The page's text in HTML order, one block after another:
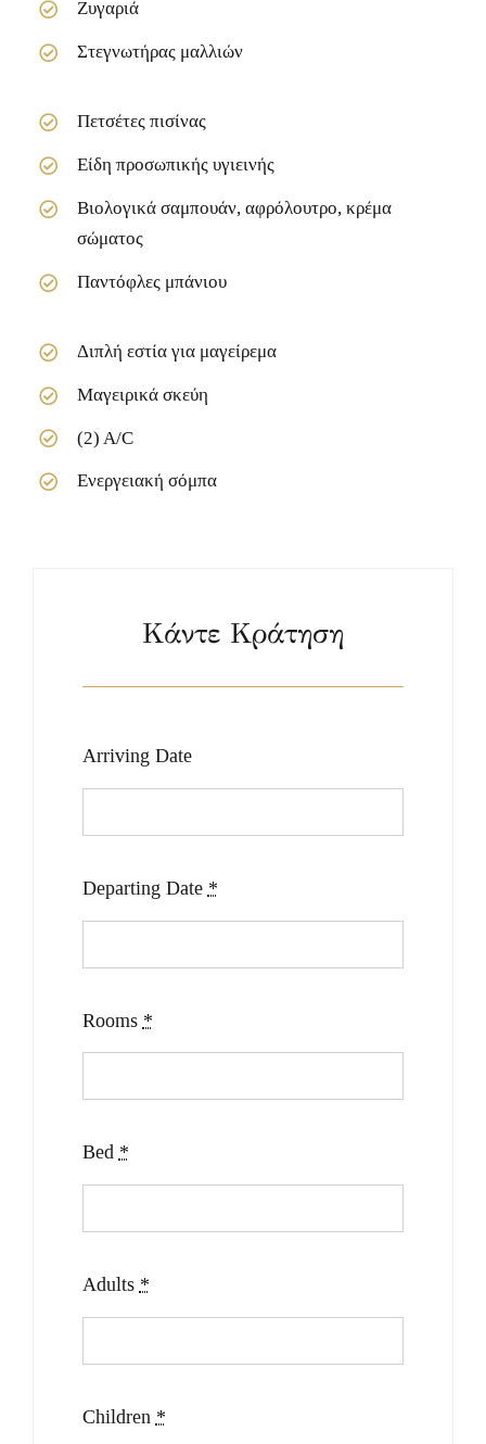
Ζυγαριά
Στεγνωτήρας μαλλιών
Πετσέτες πισίνας
Είδη προσωπικής υγιεινής
Βιολογικά σαμπουάν, αφρόλουτρο, κρέμα
σώματος
Παντόφλες μπάνιου
Διπλή εστία για μαγείρεμα
Μαγειρικά σκεύη
(2) A/C
Ενεργειακή σόμπα
Κάντε Κράτηση
Arriving Date
Departing Date *
Rooms *
Bed *
Adults *
Children *